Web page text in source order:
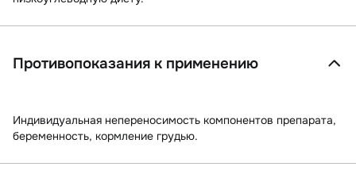
Противопоказания к применению
Индивидуальная непереносимость компонентов препарата,
беременность, кормление грудью.